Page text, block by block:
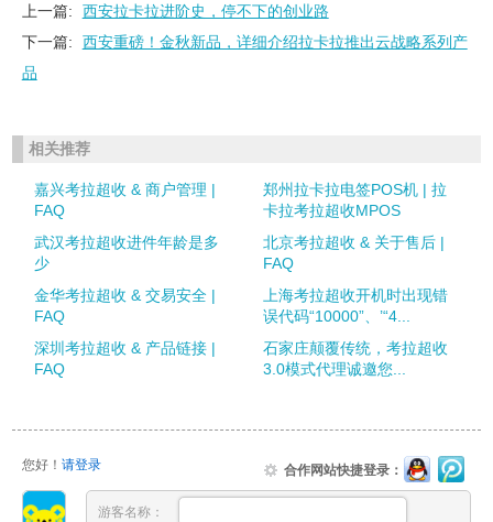
上一篇:
西安拉卡拉进阶史，停不下的创业路
下一篇:
西安重磅！金秋新品，详细介绍拉卡拉推出云战略系列产
品
相关推荐
嘉兴考拉超收 & 商户管理 |
FAQ
郑州拉卡拉电签POS机 | 拉
卡拉考拉超收MPOS
武汉考拉超收进件年龄是多
少
北京考拉超收 & 关于售后 |
FAQ
金华考拉超收 & 交易安全 |
FAQ
上海考拉超收开机时出现错
误代码“10000”、’“4...
深圳考拉超收 & 产品链接 |
FAQ
石家庄颠覆传统，考拉超收
3.0模式代理诚邀您...
您好！ 请登录 合作网站快捷登录：
游客名称：